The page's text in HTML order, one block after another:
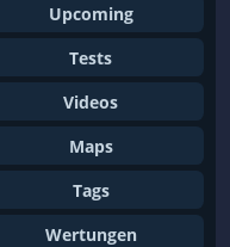
Upcoming
Tests
Videos
Maps
Tags
Wertungen